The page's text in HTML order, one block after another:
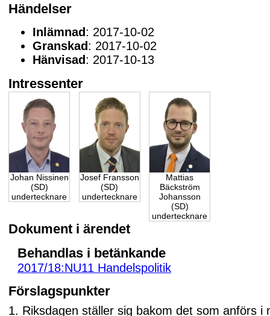
Händelser
Inlämnad: 2017-10-02
Granskad: 2017-10-02
Hänvisad: 2017-10-13
Intressenter
Johan Nissinen
(SD)
undertecknare
Josef Fransson
(SD)
undertecknare
Mattias
Bäckström
Johansson
(SD)
undertecknare
Dokument i ärendet
Behandlas i betänkande
2017/18:NU11 Handelspolitik
Förslagspunkter
1. Riksdagen ställer sig bakom det som anförs i